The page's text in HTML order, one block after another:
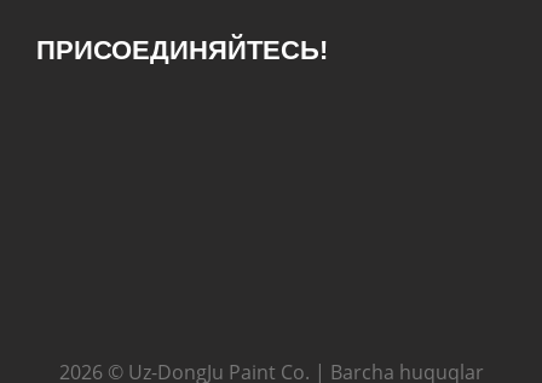
ПРИСОЕДИНЯЙТЕСЬ!
2026 © Uz-DongJu Paint Co. | Barcha huquqlar